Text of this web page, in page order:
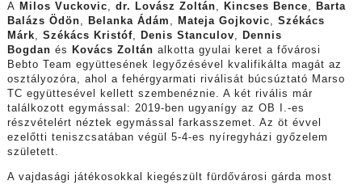
A Milos Vuckovic, dr. Lovász Zoltán, Kincses Bence,
Barta
Balázs Ödön, Belanka Ádám , Mateja Gojkovic, Székács
Márk, Székács Kristóf, Denis Stanculov,
Dennis
Bogdan és Kovács Zoltán alkotta gyulai keret a fővárosi
Bebto Team együttesének legyőzésével kvalifikálta magát az
osztályozóra, ahol a fehérgyarmati riválisát búcsúztató Marso
TC együttesével kellett szembenéznie. A két rivális már
találkozott egymással: 2019-ben ugyanígy az OB I.-es
részvételért néztek egymással farkasszemet. Az öt évvel
ezelőtti teniszcsatában végül 5-4-es nyíregyházi győzelem
született.
A vajdasági játékosokkal kiegészült fürdővárosi gárda most